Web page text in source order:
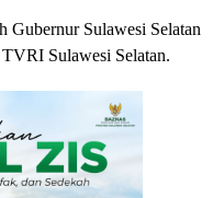
Gubernur Sulawesi Selatan
Sulawesi Selatan.